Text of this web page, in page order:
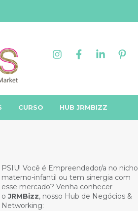
CURSO HUB JRMBIZZ
PSIU! Você é Empreendedor/a no nicho
materno-infantil ou tem sinergia com
esse mercado? Venha conhecer
oJRMBizz, nosso Hub de Negócios &
Networking: